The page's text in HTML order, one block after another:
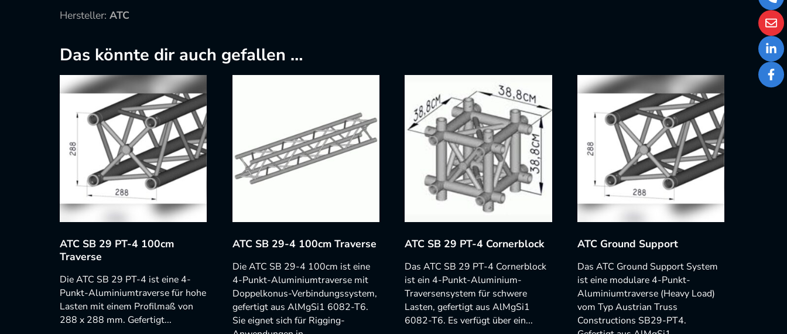
Hersteller: ATC
Das könnte dir auch gefallen …
ATC SB 29 PT-4 100cm
Traverse
Die ATC SB 29 PT-4 ist eine 4-
Punkt-Aluminiumtraverse für hohe
Lasten mit einem Profilmaß von
288 x 288 mm. Gefertigt...
ATC SB 29-4 100cm Traverse
Die ATC SB 29-4 100cm ist eine
4-Punkt-Aluminiumtraverse mit
Doppelkonus-Verbindungssystem,
gefertigt aus AlMgSi1 6082-T6.
Sie eignet sich für Rigging-
ATC SB 29 PT-4 Cornerblock
Das ATC SB 29 PT-4 Cornerblock
ist ein 4-Punkt-Aluminium-
Traversensystem für schwere
Lasten, gefertigt aus AlMgSi1
6082-T6. Es verfügt über ein...
ATC Ground Support
Das ATC Ground Support System
ist eine modulare 4-Punkt-
Aluminiumtraverse (Heavy Load)
vom Typ Austrian Truss
Constructions SB29-PT4.
+43
1
526
77
73